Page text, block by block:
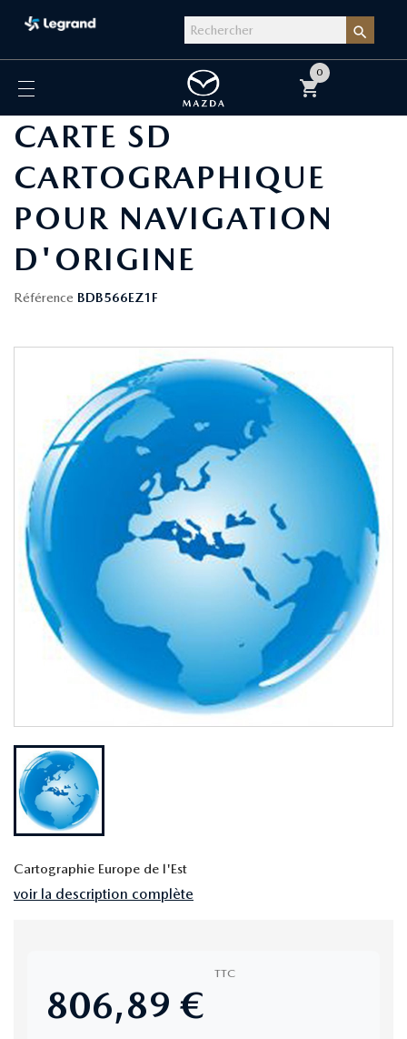

shopping_cart
0
CARTE SD
CARTOGRAPHIQUE
POUR NAVIGATION
D'ORIGINE
Référence BDB566EZ1F
Cartographie Europe de l'Est
voir la description complète
806,89 €
TTC